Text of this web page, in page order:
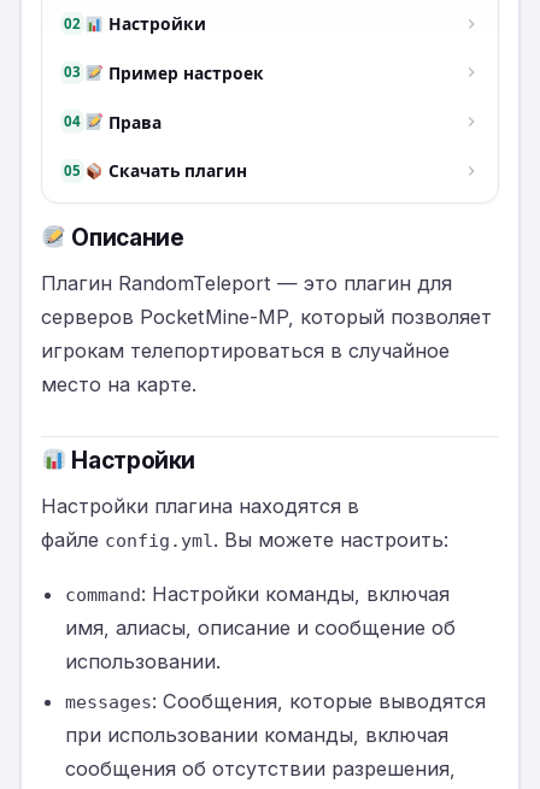
02 Настройки
03 Пример настроек
04 Права
05 Скачать плагин
Описание
Плагин RandomTeleport — это плагин для
серверов PocketMine-MP, который позволяет
игрокам телепортироваться в случайное
место на карте.
Настройки
Настройки плагина находятся в
файле config.yml . Вы можете настроить:
command: Настройки команды, включая
имя, алиасы, описание и сообщение об
использовании.
messages: Сообщения, которые выводятся
при использовании команды, включая
сообщения об отсутствии разрешения,